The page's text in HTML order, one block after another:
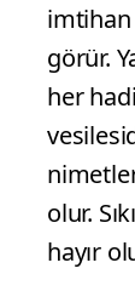
imtihan
görür.
her
olur.
hayır